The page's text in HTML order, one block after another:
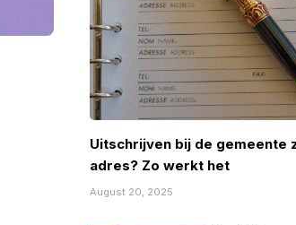
Uitschrijven bij de gemeente
adres? Zo werkt het
August 20, 2025